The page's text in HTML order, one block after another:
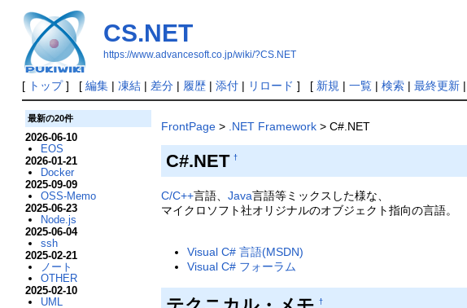
CS.NET
https://www.advancesoft.co.jp/wiki/?CS.NET
[ トップ] [ 編集| 凍結| 差分| 履歴| 添付| リロード ] [ 新規 | 一覧| 検索| 最終更新|
FrontPage> .NET Framework> C#.NET
C#.NET †
C/C++言語、 Java言語等ミックスした様な、
マイクロソフト社オリジナルのオブジェクト指向の言語。
Visual C# 言語(MSDN)
Visual C# フォーラム
†
最新の20件
2026-06-10
EOS
2026-01-21
Docker
2025-09-09
OSS-Memo
2025-06-23
Node.js
2025-06-04
ssh
2025-02-21
ノート
OTHER
2025-02-10
UML